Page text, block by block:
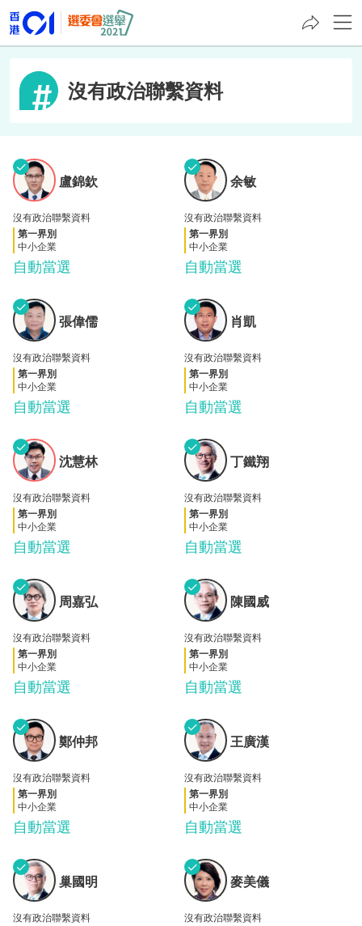
沒有政治聯繫資料
盧錦
欽
✓
自動當選
盧錦欽
沒有政治聯繫資料
第一界別
中小企業
余敏
✓
自動當選
余敏
沒有政治聯繫資料
第一界別
中小企業
張偉
儒
✓
自動當選
張偉儒
沒有政治聯繫資料
第一界別
中小企業
肖凱
✓
自動當選
肖凱
沒有政治聯繫資料
第一界別
中小企業
沈慧
林
✓
自動當選
沈慧林
沒有政治聯繫資料
第一界別
中小企業
丁鐵
翔
✓
自動當選
丁鐵翔
沒有政治聯繫資料
第一界別
中小企業
周嘉
弘
✓
自動當選
周嘉弘
沒有政治聯繫資料
第一界別
中小企業
陳國
威
✓
自動當選
陳國威
沒有政治聯繫資料
第一界別
中小企業
鄭仲
邦
✓
自動當選
鄭仲邦
沒有政治聯繫資料
第一界別
中小企業
王廣
漢
✓
自動當選
王廣漢
沒有政治聯繫資料
第一界別
中小企業
巢國
明
✓
巢國明
沒有政治聯繫資料
麥美
儀
✓
麥美儀
沒有政治聯繫資料